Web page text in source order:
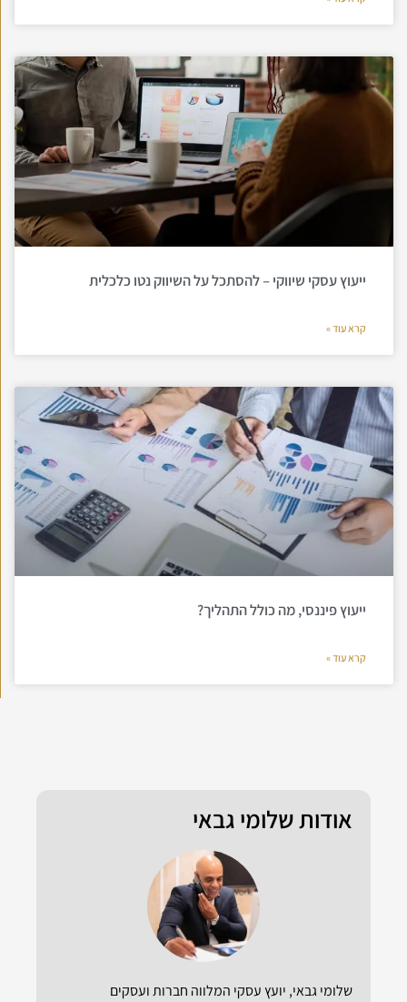
ייעוץ עסקי שיווקי – להסתכל על השיווק נטו כלכלית
קרא עוד »
ייעוץ פיננסי, מה כולל התהליך?
קרא עוד »
אודות שלומי גבאי
שלומי גבאי, יועץ עסקי המלווה חברות ועסקים